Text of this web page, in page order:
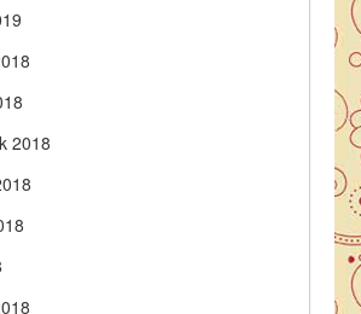
2018